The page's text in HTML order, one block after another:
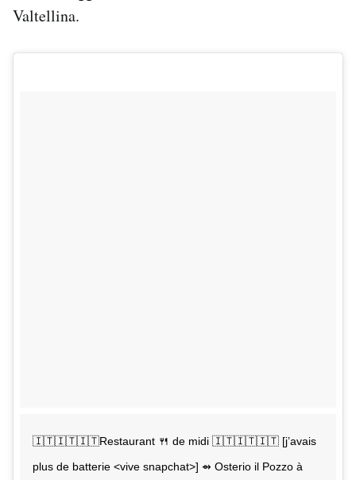
Valtellina.
🇮🇹🇮🇹🇮🇹Restaurant 🍴 de midi 🇮🇹🇮🇹🇮🇹 [j’avais
plus de batterie <vive snapchat>] ⇴ Osterio il Pozzo à